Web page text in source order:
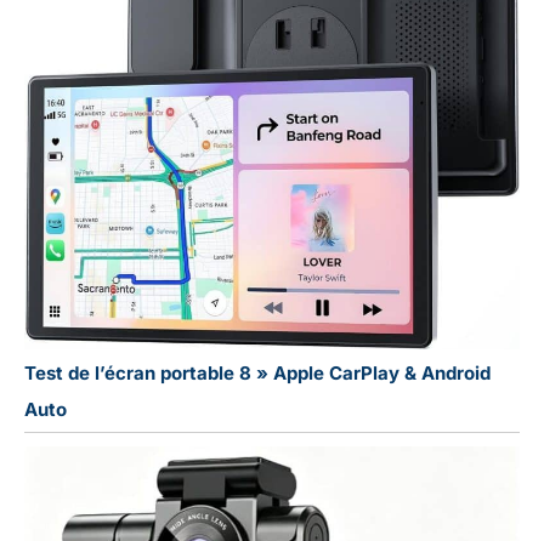
toute question
d'utilisation. Pour
toute demande, notre
service client est
disponible 24h/24 et
7j/7 via Amazon.
Votre achat est
également couvert
par une garantie de 2
Test de l’écran portable 8 » Apple CarPlay & Android
Auto